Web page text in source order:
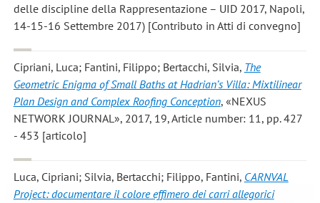
delle discipline della Rappresentazione – UID 2017, Napoli,
14-15-16 Settembre 2017) [Contributo in Atti di convegno]
Cipriani, Luca; Fantini, Filippo; Bertacchi, Silvia, The
Geometric Enigma of Small Baths at Hadrian’s Villa: Mixtilinear
Plan Design and Complex Roofing Conception, «NEXUS
NETWORK JOURNAL», 2017, 19, Article number: 11, pp. 427
- 453 [articolo]
Luca, Cipriani; Silvia, Bertacchi; Filippo, Fantini, CARNVAL
Project: documentare il colore effimero dei carri allegorici